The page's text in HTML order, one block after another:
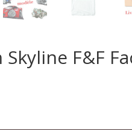
Skyline F&F